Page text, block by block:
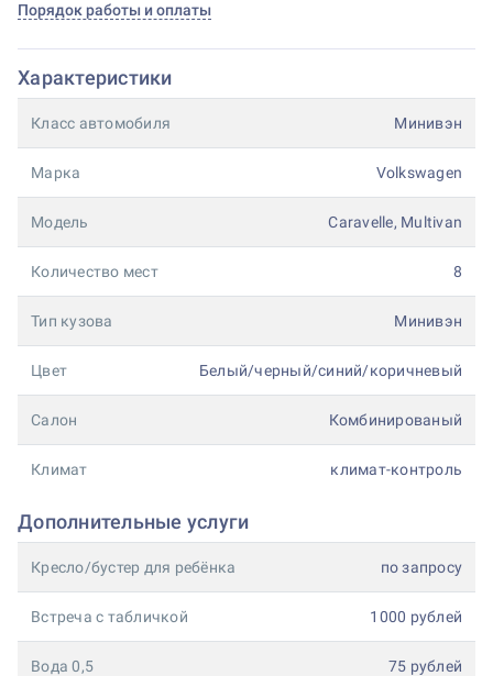
Порядок работы и оплаты
Характеристики
Класс автомобиля Минивэн
Марка Volkswagen
Модель Caravelle, Multivan
Количество мест 8
Тип кузова Минивэн
Цвет Белый/черный/синий/коричневый
Салон Комбинированый
Климат климат-контроль
Дополнительные услуги
Кресло/бустер для ребёнка по запросу
Встреча с табличкой 1000 рублей
Вода 0,5 75 рублей